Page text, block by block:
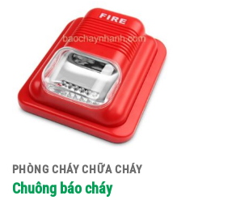
PHÒNG CHÁY CHỮA CHÁY
Chuông báo cháy